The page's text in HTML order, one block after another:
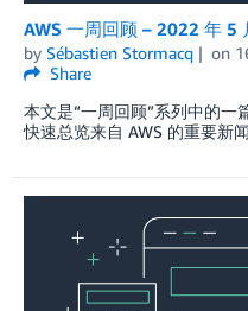
AWS 一周回顾 – 2022 年 5
by Sébastien Stormacq on
Share
本文是“一周回顾”系列中的一
快速总览来自 AWS 的重要新